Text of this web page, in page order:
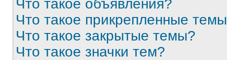
Что такое объявления?
Что такое прикрепленные
Что такое закрытые темы?
Что такое значки тем?